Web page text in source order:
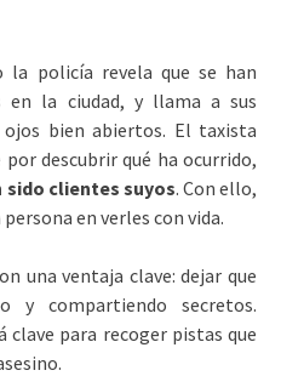
la policía revela que se han
en la ciudad, y llama a sus
bien abiertos. El taxista
descubrir qué ha ocurrido,
clientes suyos. Con ello,
en verles con vida.
una ventaja clave: dejar que
y compartiendo secretos.
clave para recoger pistas que